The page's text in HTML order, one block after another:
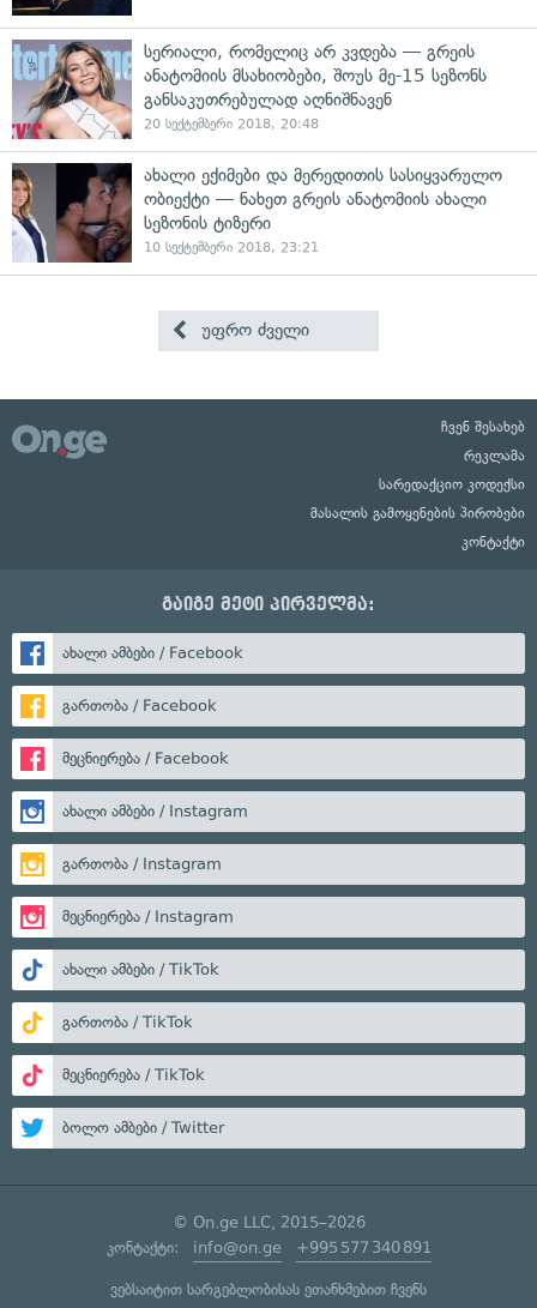
სერიალი, რომელიც არ კვდება — გრეის
ანატომიის მსახიობები, შოუს მე-15 სეზონს
განსაკუთრებულად აღნიშნავენ
20 სექტემბერი 2018, 20:48
ახალი ექიმები და მერედითის სასიყვარულო
ობიექტი — ნახეთ გრეის ანატომიის ახალი
სეზონის ტიზერი
10 სექტემბერი 2018, 23:21
უფრო ძველი
ჩვენ შესახებ
რეკლამა
სარედაქციო კოდექსი
მასალის გამოყენების პირობები
კონტაქტი
გაიგე მეტი პირველმა:
ახალი ამბები / Facebook
გართობა / Facebook
მეცნიერება / Facebook
ახალი ამბები / Instagram
გართობა / Instagram
მეცნიერება / Instagram
ახალი ამბები / TikTok
გართობა / TikTok
მეცნიერება / TikTok
ბოლო ამბები / Twitter
© On.ge LLC, 2015–2026
კონტაქტი: info@on.ge +995 577 340 891
ვებსაიტით სარგებლობისას ეთანხმებით ჩვენს